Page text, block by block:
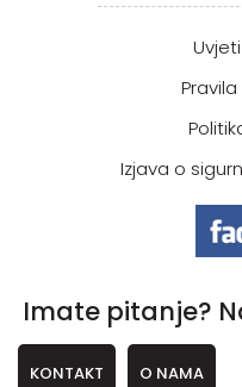
Izjava o
Imate pitanje?
KONTAKT O NAMA